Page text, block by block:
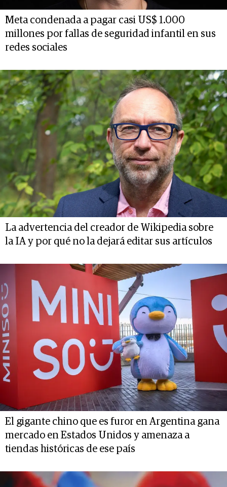
Meta condenada a pagar casi US$ 1.000
millones por fallas de seguridad infantil en sus
redes sociales
La advertencia del creador de Wikipedia sobre
la IA y por qué no la dejará editar sus artículos
El gigante chino que es furor en Argentina gana
mercado en Estados Unidos y amenaza a
tiendas históricas de ese país